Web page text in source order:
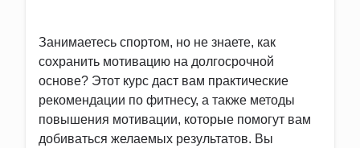
Занимаетесь спортом, но не знаете, как
сохранить мотивацию на долгосрочной
основе? Этот курс даст вам практические
рекомендации по фитнесу, а также методы
повышения мотивации, которые помогут вам
добиваться желаемых результатов. Вы